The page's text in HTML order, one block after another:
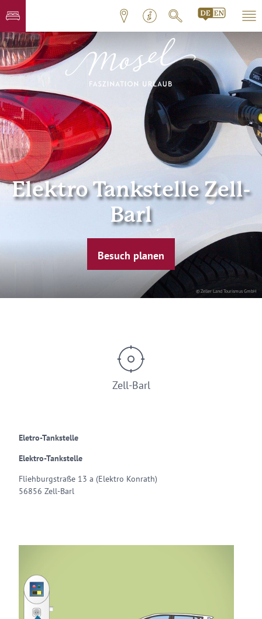
© Zeller Land Tourismus GmbH
Elektro Tankstelle Zell-
Barl
Besuch planen
Zell-Barl
Eletro-Tankstelle
Elektro-Tankstelle
Fliehburgstraße 13 a (Elektro Konrath)
56856 Zell-Barl